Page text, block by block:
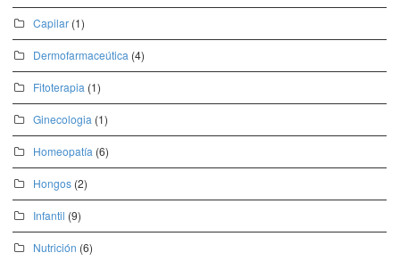
Capilar (1)
Dermofarmaceútica (4)
Fitoterapia (1)
Ginecologia (1)
Homeopatía (6)
Hongos (2)
Infantil (9)
Nutrición (6)